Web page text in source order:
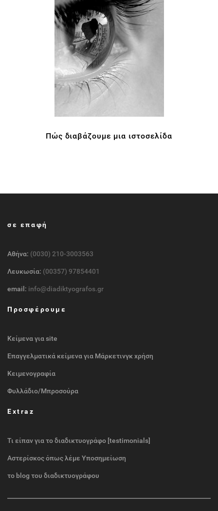
Πώς διαβάζουμε μια ιστοσελίδα
σε επαφή
Αθήνα: (0030) 210-3003563
Λευκωσία: (00357) 97854401
email: info@diadiktyografos.gr
Προσφέρουμε
Κείμενα για site
Επαγγελματικά κείμενα για Μάρκετινγκ χρήση
Κειμενογραφία
Φυλλάδιο/Μπροσούρα
Extraz
Τι είπαν για το διαδικτυογράφο [testimonials]
Αστερίσκος όπως λέμε Υποσημείωση
το blog του διαδικτυογράφου